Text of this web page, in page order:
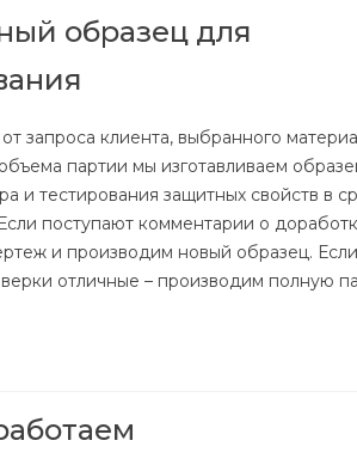
образец для
запроса клиента, выбранного
партии мы изготавливаем
и тестирования защитных свойств в
поступают комментарии о
и производим новый образец. Если
отличные – производим полную